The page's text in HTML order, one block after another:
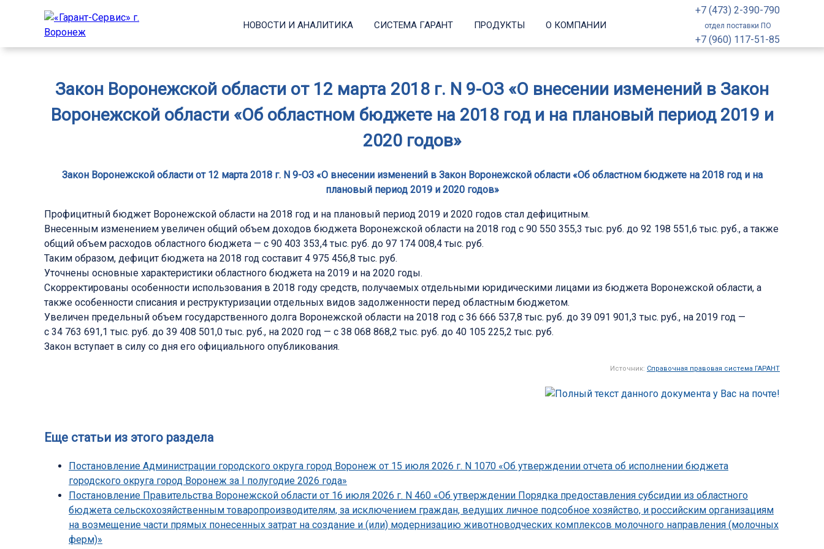
НОВОСТИ И АНАЛИТИКА СИСТЕМА ГАРАНТ ПРОДУКТЫ О КОМПАНИИ
+7 (473) 2-390-790
отдел поставки ПО
+7 (960) 117-51-85
Закон Воронежской области от 12 марта 2018 г. N 9-ОЗ «О внесении изменений в Закон
Воронежской области «Об областном бюджете на 2018 год и на плановый период 2019 и
2020 годов»
Закон Воронежской области от 12 марта 2018 г. N 9-ОЗ «О внесении изменений в Закон Воронежской области «Об областном бюджете на 2018 год и на
плановый период 2019 и 2020 годов»
Профицитный бюджет Воронежской области на 2018 год и на плановый период 2019 и 2020 годов стал дефицитным.
Внесенным изменением увеличен общий объем доходов бюджета Воронежской области на 2018 год с 90 550 355,3 тыс. руб. до 92 198 551,6 тыс. руб., а также
общий объем расходов областного бюджета — с 90 403 353,4 тыс. руб. до 97 174 008,4 тыс. руб.
Таким образом, дефицит бюджета на 2018 год составит 4 975 456,8 тыс. руб.
Уточнены основные характеристики областного бюджета на 2019 и на 2020 годы.
Скорректированы особенности использования в 2018 году средств, получаемых отдельными юридическими лицами из бюджета Воронежской области, а
также особенности списания и реструктуризации отдельных видов задолженности перед областным бюджетом.
Увеличен предельный объем государственного долга Воронежской области на 2018 год с 36 666 537,8 тыс. руб. до 39 091 901,3 тыс. руб., на 2019 год —
с 34 763 691,1 тыс. руб. до 39 408 501,0 тыс. руб., на 2020 год — с 38 068 868,2 тыс. руб. до 40 105 225,2 тыс. руб.
Закон вступает в силу со дня его официального опубликования.
Источник: Справочная правовая система ГАРАНТ
Еще статьи из этого раздела
Постановление Администрации городского округа город Воронеж от 15 июля 2026 г. N 1070 «Об утверждении отчета об исполнении бюджета
городского округа город Воронеж за I полугодие 2026 года»
Постановление Правительства Воронежской области от 16 июля 2026 г. N 460 «Об утверждении Порядка предоставления субсидии из областного
бюджета сельскохозяйственным товаропроизводителям, за исключением граждан, ведущих личное подсобное хозяйство, и российским организациям
на возмещение части прямых понесенных затрат на создание и (или) модернизацию животноводческих комплексов молочного направления (молочных
ферм)»